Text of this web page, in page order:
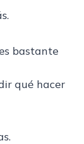
bastante
qué hacer